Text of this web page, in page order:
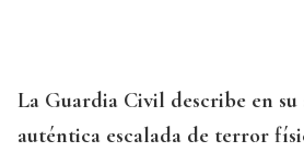
La Guardia Civil describe en su
auténtica escalada de terror